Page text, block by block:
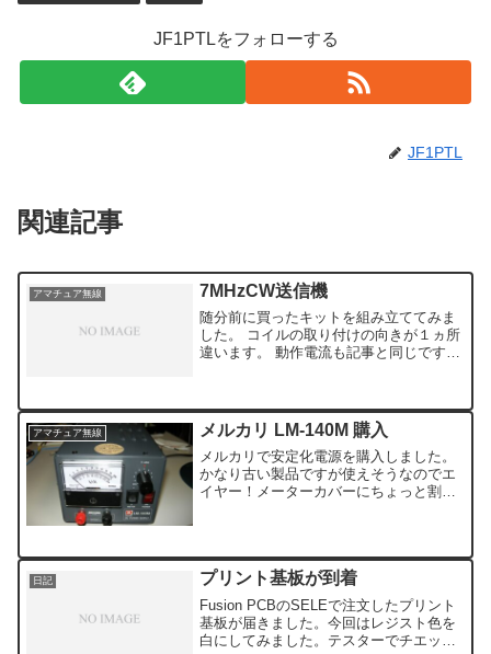
JF1PTLをフォローする
JF1PTL
関連記事
アマチュア無線 7MHzCW送信機
随分前に買ったキットを組み立ててみま
した。 コイルの取り付けの向きが１ヵ所
違います。 動作電流も記事と同じですの
ダミーロードでテストのみとなります。
アマチュア無線 メルカリ LM-140M 購入
メルカリで安定化電源を購入しました。
かなり古い製品ですが使えそうなのでエ
イヤー！メーターカバーにちょっと割れ
られています。特に問題は...
日記 プリント基板が到着
Fusion PCBのSELEで注文したプリント
基板が届きました。今回はレジスト色を
白にしてみました。テスターでチエック